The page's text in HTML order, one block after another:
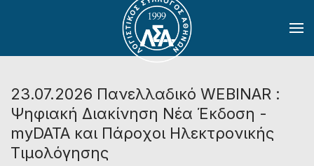
Skip to main content
23.07.2026 Πανελλαδικό WEBINAR :
Ψηφιακή Διακίνηση Νέα Έκδοση -
myDATA και Πάροχοι Ηλεκτρονικής
Τιμολόγησης